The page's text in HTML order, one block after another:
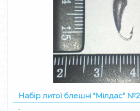
Набір литої блешні "Мілдас"
..